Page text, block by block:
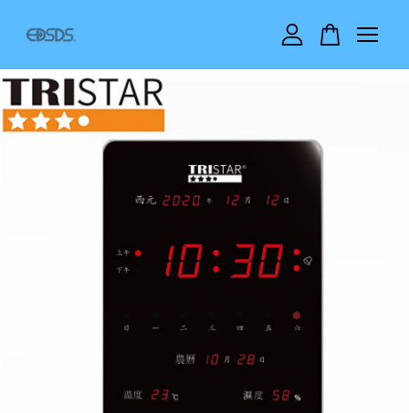
您的購物車目前還是空的。